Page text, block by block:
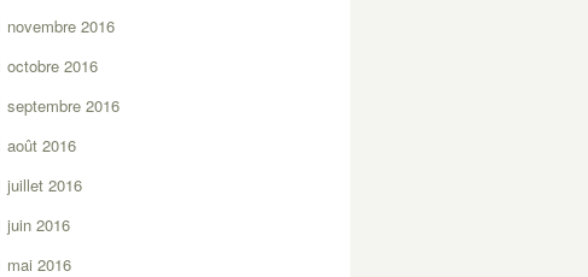
novembre 2016
octobre 2016
septembre 2016
août 2016
juillet 2016
juin 2016
mai 2016